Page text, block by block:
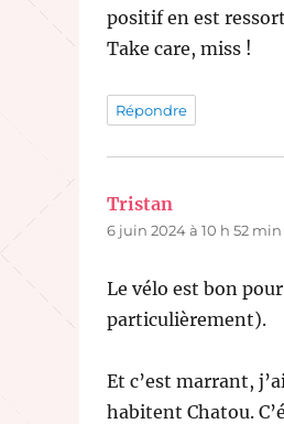
positif en est
Take care, miss !
Répondre
Tristan
6 juin 2024 à 10 h 52 min
Le vélo est bon
particulièrement).
Et c’est marrant,
habitent Chatou.